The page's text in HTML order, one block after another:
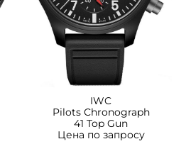
IWC
Pilots Chronograph
41 Top Gun
Цена по запросу